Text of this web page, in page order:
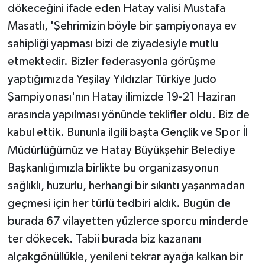
dökeceğini ifade eden Hatay valisi Mustafa
Masatlı, 'Şehrimizin böyle bir şampiyonaya ev
sahipliği yapması bizi de ziyadesiyle mutlu
etmektedir. Bizler federasyonla görüşme
yaptığımızda Yeşilay Yıldızlar Türkiye Judo
Şampiyonası'nın Hatay ilimizde 19-21 Haziran
arasında yapılması yönünde teklifler oldu. Biz de
kabul ettik. Bununla ilgili başta Gençlik ve Spor İl
Müdürlüğümüz ve Hatay Büyükşehir Belediye
Başkanlığımızla birlikte bu organizasyonun
sağlıklı, huzurlu, herhangi bir sıkıntı yaşanmadan
geçmesi için her türlü tedbiri aldık. Bugün de
burada 67 vilayetten yüzlerce sporcu minderde
ter dökecek. Tabii burada biz kazananı
alçakgönüllükle, yenileni tekrar ayağa kalkan bir